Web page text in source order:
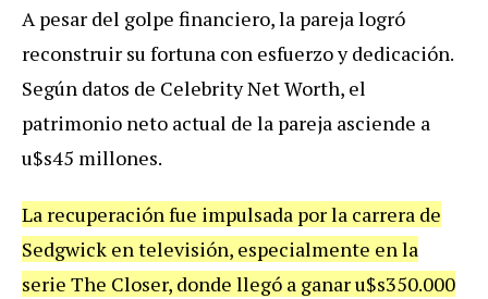
A pesar del golpe financiero, la pareja logró
reconstruir su fortuna con esfuerzo y dedicación.
Según datos de Celebrity Net Worth, el
patrimonio neto actual de la pareja asciende a
u$s45 millones.
La recuperación fue impulsada por la carrera de
Sedgwick en televisión, especialmente en la
serie The Closer, donde llegó a ganar u$s350.000